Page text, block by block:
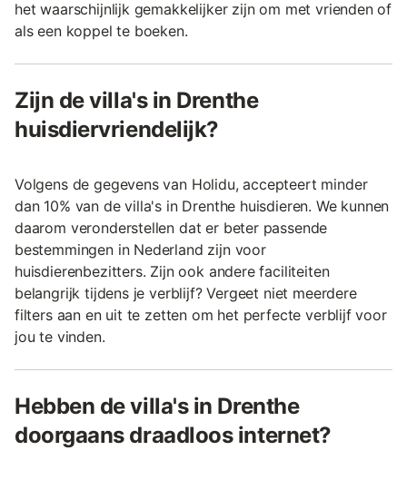
het waarschijnlijk gemakkelijker zijn om met vrienden of
als een koppel te boeken.
Zijn de villa's in Drenthe
huisdiervriendelijk?
Volgens de gegevens van Holidu, accepteert minder
dan 10% van de villa's in Drenthe huisdieren. We kunnen
daarom veronderstellen dat er beter passende
bestemmingen in Nederland zijn voor
huisdierenbezitters. Zijn ook andere faciliteiten
belangrijk tijdens je verblijf? Vergeet niet meerdere
filters aan en uit te zetten om het perfecte verblijf voor
jou te vinden.
Hebben de villa's in Drenthe
doorgaans draadloos internet?